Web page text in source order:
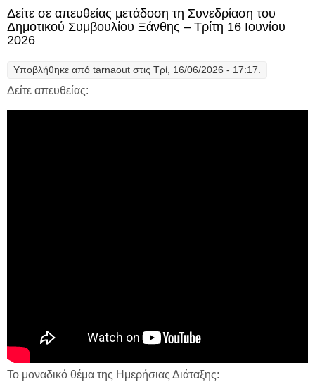
Τακτική και την Ειδική Συνεδρίαση του
Δημοτικού Συμβουλίου Ξάνθης – Πέμπτη 25
Ιουνίου 2026
Δείτε σε απευθείας μετάδοση τη Συνεδρίαση του
Δημοτικού Συμβουλίου Ξάνθης – Τρίτη 16 Ιουνίου
2026
Υποβλήθηκε από tarnaout στις Τρί, 16/06/2026 - 17:17.
Δείτε απευθείας:
Το μοναδικό θέμα της Ημερήσιας Διάταξης: